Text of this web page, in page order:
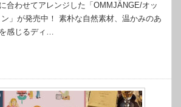
合わせてアレンジした「OMMJÄNGE/オッ
」が発売中！ 素朴な自然素材、温かみのあ
感じるディ…